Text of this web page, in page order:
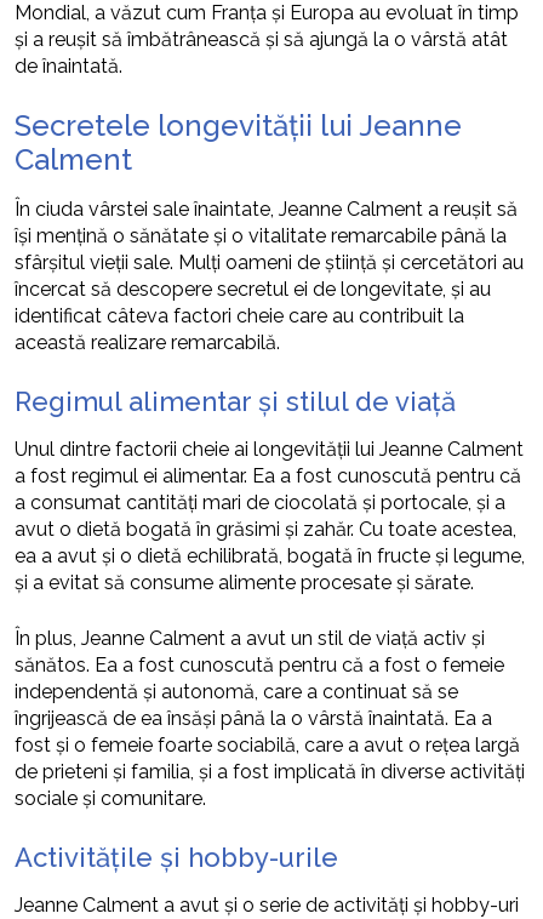
Mondial, a văzut cum Franța și Europa au evoluat în timp
și a reușit să îmbătrânească și să ajungă la o vârstă atât
de înaintată.
Secretele longevității lui Jeanne
Calment
În ciuda vârstei sale înaintate, Jeanne Calment a reușit să
își mențină o sănătate și o vitalitate remarcabile până la
sfârșitul vieții sale. Mulți oameni de știință și cercetători au
încercat să descopere secretul ei de longevitate, și au
identificat câteva factori cheie care au contribuit la
această realizare remarcabilă.
Regimul alimentar și stilul de viață
Unul dintre factorii cheie ai longevității lui Jeanne Calment
a fost regimul ei alimentar. Ea a fost cunoscută pentru că
a consumat cantități mari de ciocolată și portocale, și a
avut o dietă bogată în grăsimi și zahăr. Cu toate acestea,
ea a avut și o dietă echilibrată, bogată în fructe și legume,
și a evitat să consume alimente procesate și sărate.
În plus, Jeanne Calment a avut un stil de viață activ și
sănătos. Ea a fost cunoscută pentru că a fost o femeie
independentă și autonomă, care a continuat să se
îngrijească de ea însăși până la o vârstă înaintată. Ea a
fost și o femeie foarte sociabilă, care a avut o rețea largă
de prieteni și familia, și a fost implicată în diverse activități
sociale și comunitare.
Activitățile și hobby-urile
Jeanne Calment a avut și o serie de activități și hobby-uri